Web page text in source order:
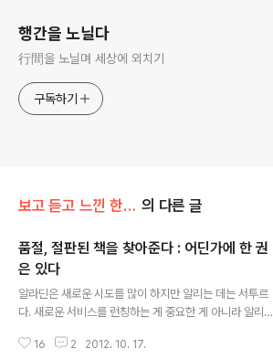
행간을 노닐다
行間을 노닐며 세상에 외치기
구독하기
보고 듣고 느낀 한마디 의 다른 글
품절, 절판된 책을 찾아준다 : 어딘가에 한 권
은 있다
알라딘은 새로운 시도를 많이 하지만 알리는 데는 서투르
다. 새로운 서비스를 런칭하는 게 중요한 게 아니라 알리고
객 유치에도 도움이 될 터인데 활용에 서투르다. 품절, 절판
16 2 2012. 10. 17.